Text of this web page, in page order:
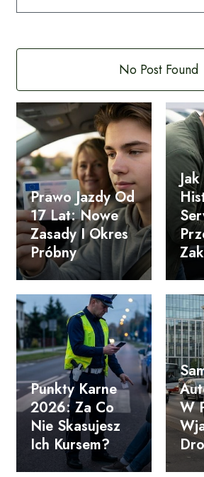
No Post Found
Prawo Jazdy Od
17 Lat: Nowe
Zasady I Okres
Próbny
Punkty Karne
2026: Za Co
Nie Skasujesz
Ich Kursem?
W